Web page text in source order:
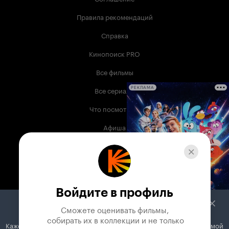
Правила рекомендаций
Справка
Кинопоиск PRO
Все фильмы
Все сериалы
Что посмотреть
Афиша
Музыка
Телепрограмма
Служба поддержки
РЕКЛАМА
Войдите в профиль
Сможете оценивать фильмы,
собирать их в коллекции и не только
Кажется, вы используете блокировщик рекламы. Вместе с рекламой